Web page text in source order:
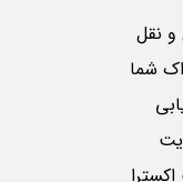
نقل
شما